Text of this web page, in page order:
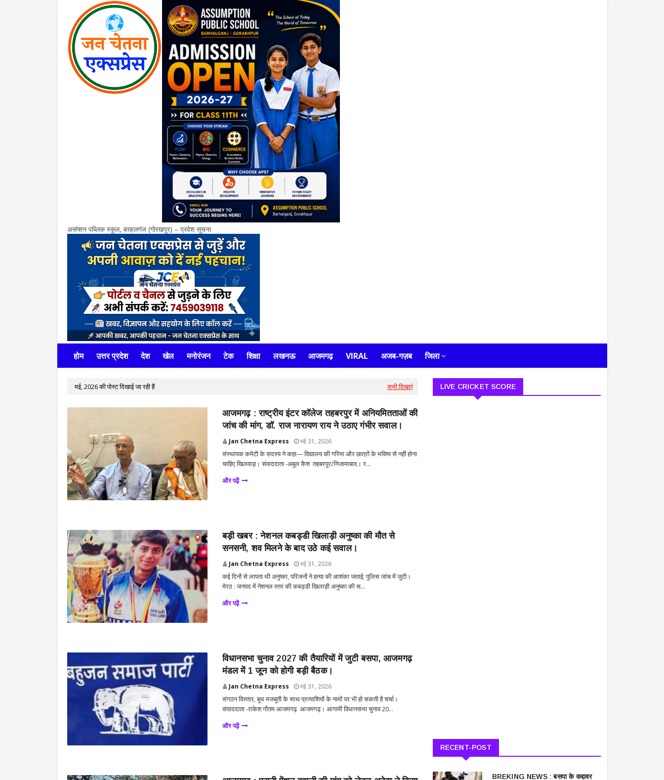
असंप्शन पब्लिक स्कूल, बरहलगंज (गोरखपुर) – प्रवेश सूचना
होम उत्तर प्रदेश देश खेल मनोरंजन टेक शिक्षा लखनऊ आजमगढ़ VIRAL अजब-गज़ब जिला
मई, 2026 की पोस्ट दिखाई जा रही हैं सभी दिखाएं
आजमगढ़ : राष्ट्रीय इंटर कॉलेज तहबरपुर में अनियमितताओं की
जांच की मांग, डॉ. राज नारायण राय ने उठाए गंभीर सवाल।
Jan Chetna Express मई 31, 2026
संस्थापक कमेटी के सदस्य ने कहा— विद्यालय की गरिमा और छात्रों के भविष्य से नहीं होना
चाहिए खिलवाड़। संवाददाता -अबुल कैश तहबरपुर/निजामाबाद। र...
और पढ़ें
बड़ी खबर : नेशनल कबड्डी खिलाड़ी अनुष्का की मौत से
सनसनी, शव मिलने के बाद उठे कई सवाल।
Jan Chetna Express मई 31, 2026
कई दिनों से लापता थी अनुष्का, परिजनों ने हत्या की आशंका जताई; पुलिस जांच में जुटी।
मेरठ : जनपद में नेशनल स्तर की कबड्डी खिलाड़ी अनुष्का की स...
और पढ़ें
विधानसभा चुनाव 2027 की तैयारियों में जुटी बसपा, आजमगढ़
मंडल में 1 जून को होगी बड़ी बैठक।
Jan Chetna Express मई 31, 2026
संगठन विस्तार, बूथ मजबूती के साथ प्रत्याशियों के नामों पर भी हो सकती है चर्चा।
संवाददाता -राकेश गौतम आजमगढ़ आजमगढ़। आगामी विधानसभा चुनाव 20...
और पढ़ें
LIVE CRICKET SCORE
RECENT-POST
BREKING NEWS : बसपा के कद्दावर